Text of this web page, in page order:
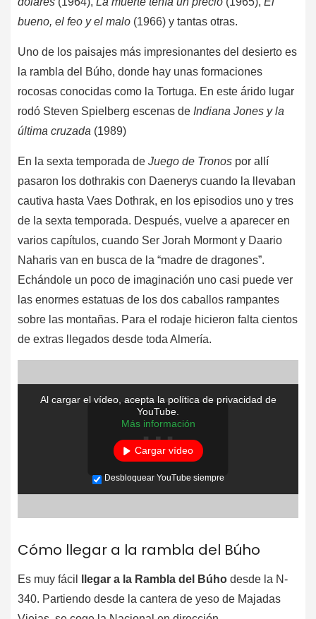
bueno, el feo y el malo (1966) y tantas otras.
Uno de los paisajes más impresionantes del desierto es
la rambla del Búho, donde hay unas formaciones
rocosas conocidas como la Tortuga. En este árido lugar
rodó Steven Spielberg escenas de Indiana Jones y la
última cruzada (1989)
En la sexta temporada de Juego de Tronos por allí
pasaron los dothrakis con Daenerys cuando la llevaban
cautiva hasta Vaes Dothrak, en los episodios uno y tres
de la sexta temporada. Después, vuelve a aparecer en
varios capítulos, cuando Ser Jorah Mormont y Daario
Naharis van en busca de la “madre de dragones”.
Echándole un poco de imaginación uno casi puede ver
las enormes estatuas de los dos caballos rampantes
sobre las montañas. Para el rodaje hicieron falta cientos
de extras llegados desde toda Almería.
Al cargar el vídeo, acepta la política de privacidad de
YouTube.
Más información
Cargar vídeo
Desbloquear YouTube siempre
Cómo llegar a la rambla del Búho
Es muy fácil llegar a la Rambla del Búho desde la N-
340. Partiendo desde la cantera de yeso de Majadas